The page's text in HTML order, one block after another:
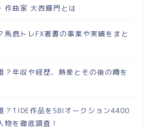
作曲家 大西輝門とは
馬鹿トレFX著書の事業や実績をまと
？年収や経歴、熱愛とその後の噂を
？TIDE作品をSBIオークション4400
物を徹底調査！